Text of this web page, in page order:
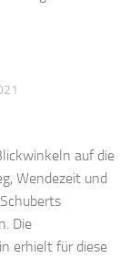
auf die
Wendezeit und
Die
erhielt für diese